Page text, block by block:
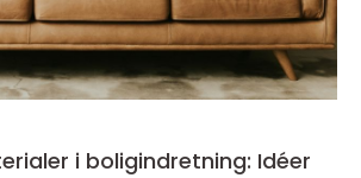
i boligindretning: Idéer